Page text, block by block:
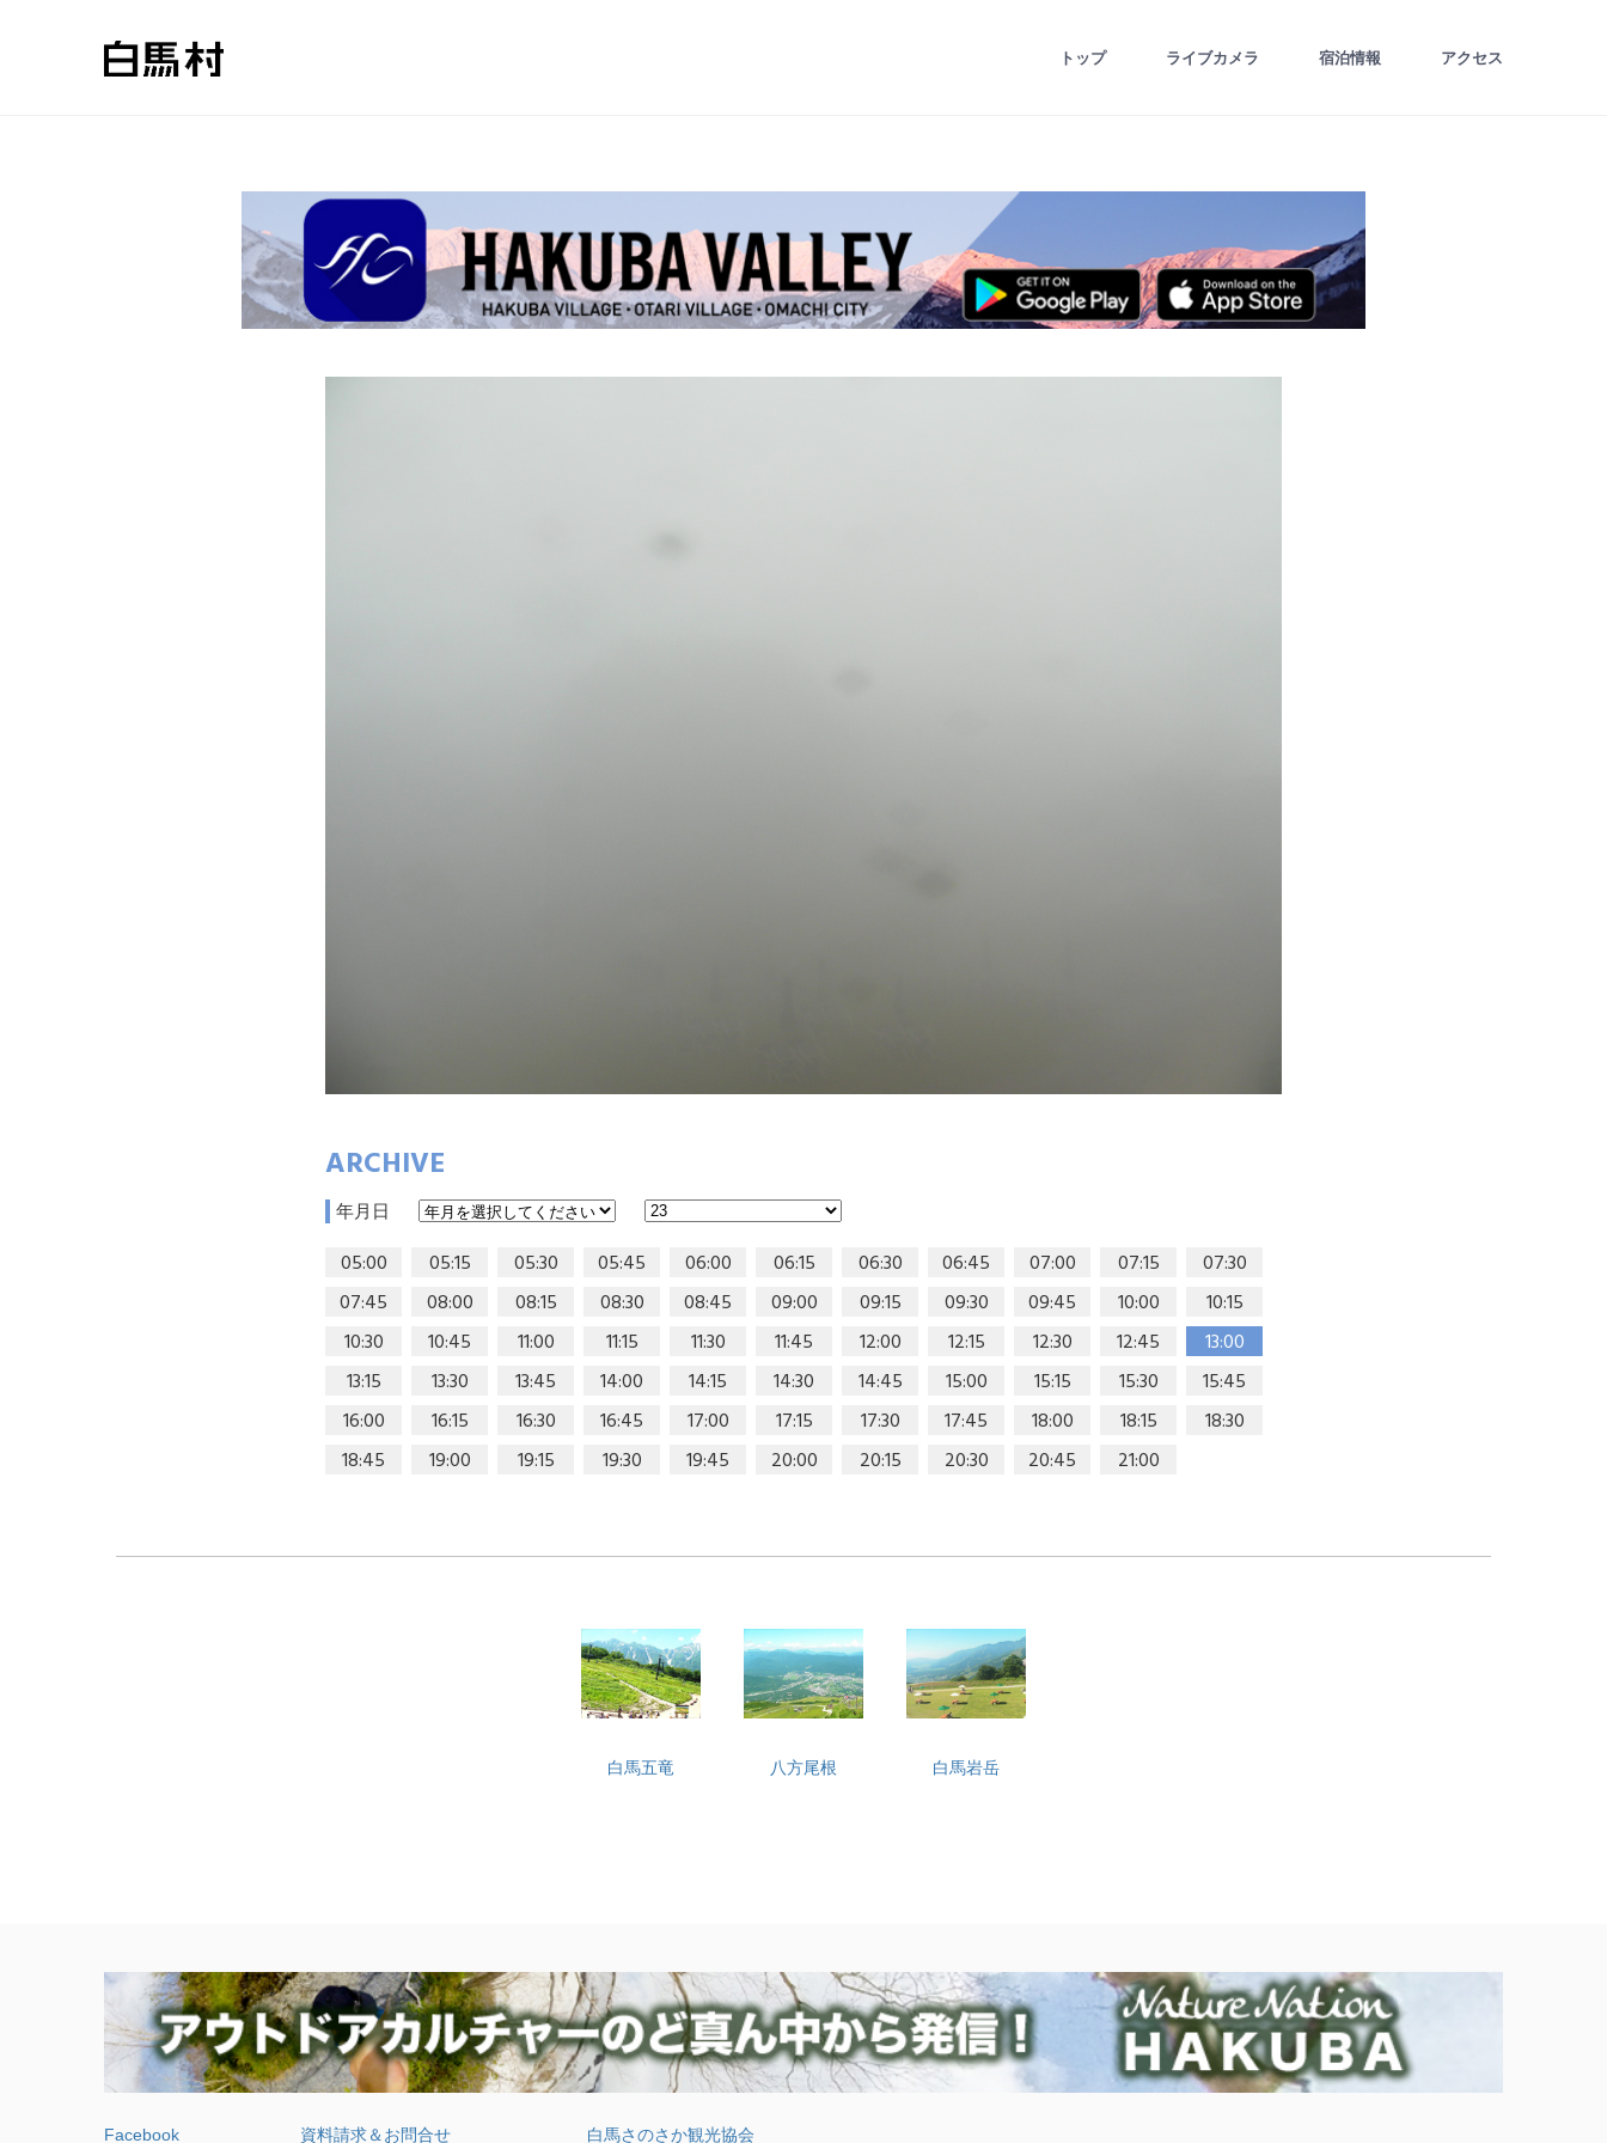
トップ ライブカメラ 宿泊情報 アクセス
ARCHIVE
年月日
05:00 05:15 05:30 05:45 06:00 06:15 06:30 06:45 07:00 07:15
07:30
07:45
08:00 08:15 08:30 08:45 09:00 09:15 09:30 09:45 10:00
10:15
10:30
10:45 11:00 11:15 11:30 11:45 12:00 12:15 12:30 12:45
13:00
13:15
13:30 13:45 14:00 14:15 14:30 14:45 15:00 15:15 15:30
15:45
16:00
16:15 16:30 16:45 17:00 17:15 17:30 17:45 18:00 18:15
18:30
18:45
19:00 19:15 19:30 19:45 20:00 20:15 20:30 20:45 21:00
白馬五竜 八方尾根 白馬岩岳